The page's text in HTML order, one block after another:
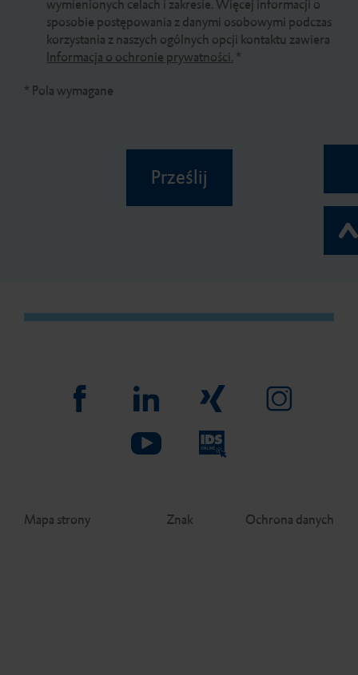
wymienionych celach i zakresie. Więcej informacji o
sposobie postępowania z danymi osobowymi podczas
korzystania z naszych ogólnych opcji kontaktu zawiera
Informacja o ochronie prywatności. *
* Pola wymagane
Prześlij
Mapa strony Znak Ochrona danych